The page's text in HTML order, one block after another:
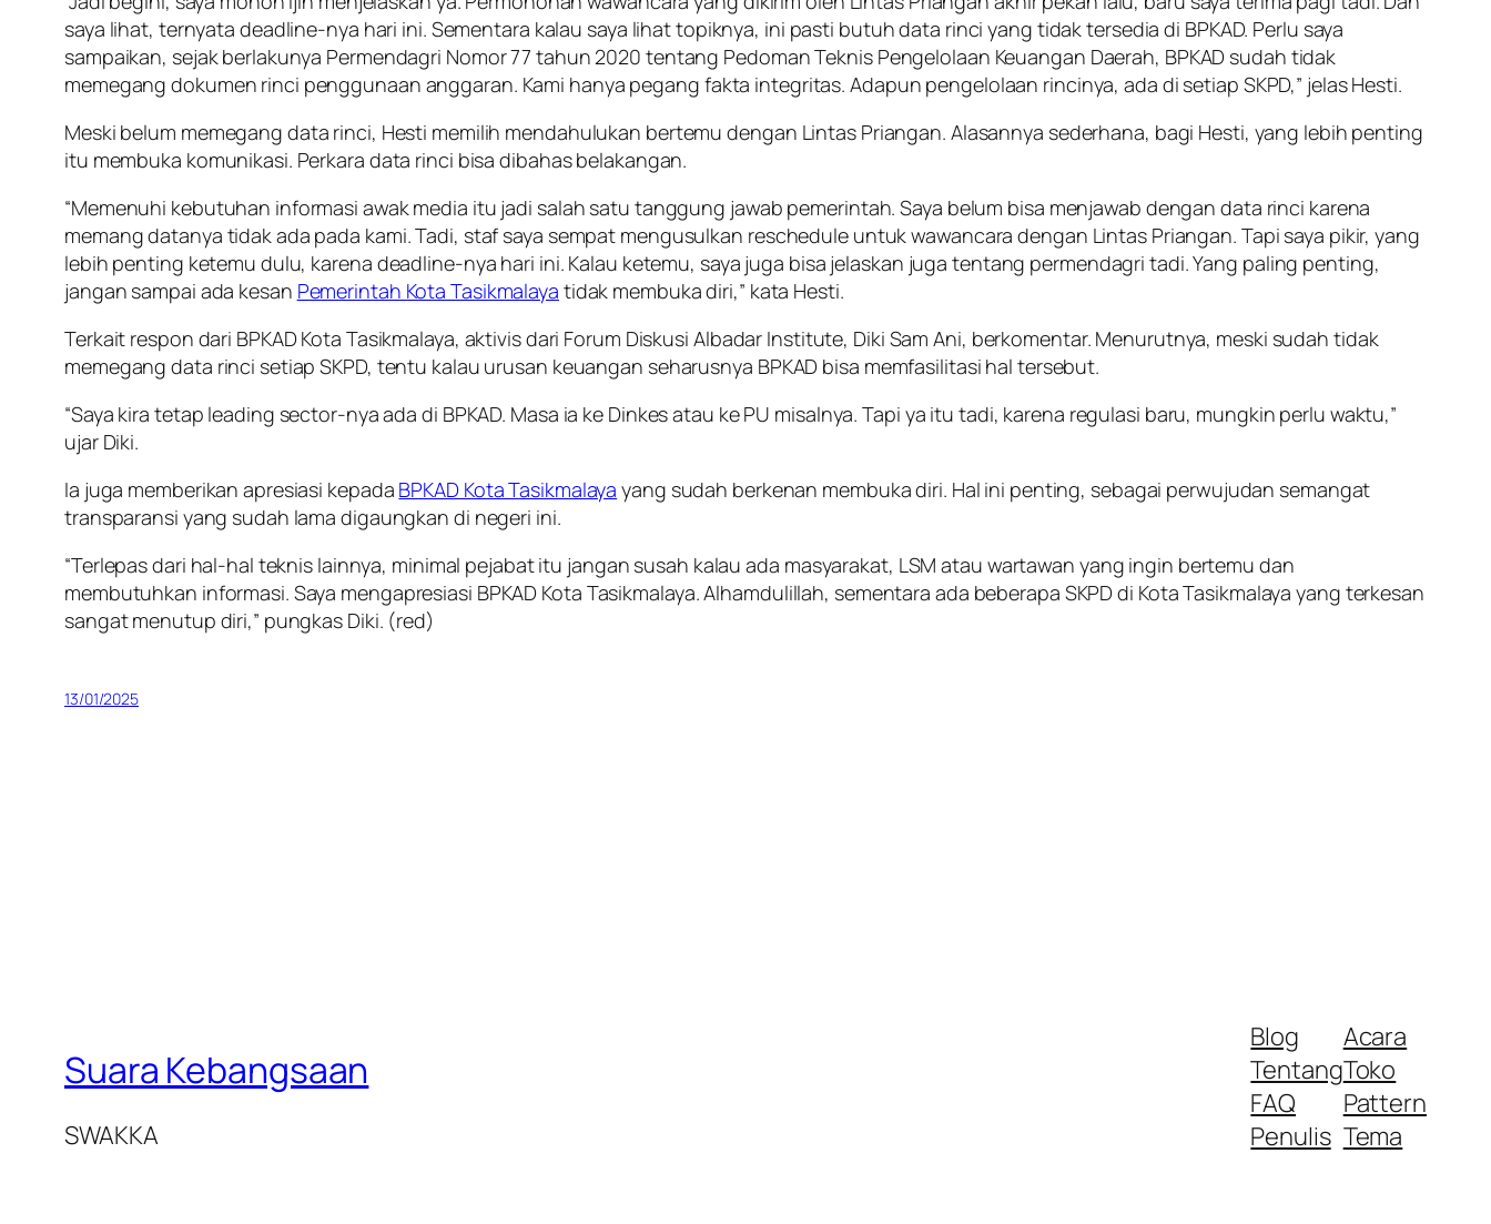
saya lihat, ternyata deadline-nya hari ini. Sementara kalau saya lihat topiknya, ini pasti butuh data rinci yang tidak tersedia di BPKAD. Perlu saya
sampaikan, sejak berlakunya Permendagri Nomor 77 tahun 2020 tentang Pedoman Teknis Pengelolaan Keuangan Daerah, BPKAD sudah tidak
memegang dokumen rinci penggunaan anggaran. Kami hanya pegang fakta integritas. Adapun pengelolaan rincinya, ada di setiap SKPD,” jelas Hesti.
Meski belum memegang data rinci, Hesti memilih mendahulukan bertemu dengan Lintas Priangan. Alasannya sederhana, bagi Hesti, yang lebih penting
itu membuka komunikasi. Perkara data rinci bisa dibahas belakangan.
“Memenuhi kebutuhan informasi awak media itu jadi salah satu tanggung jawab pemerintah. Saya belum bisa menjawab dengan data rinci karena
memang datanya tidak ada pada kami. Tadi, staf saya sempat mengusulkan rescheduleuntuk wawancara dengan Lintas Priangan. Tapi saya pikir, yang
lebih penting ketemu dulu, karena deadline-nya hari ini. Kalau ketemu, saya juga bisa jelaskan juga tentang permendagri tadi. Yang paling penting,
jangan sampai ada kesan Pemerintah Kota Tasikmalaya tidak membuka diri,” kata Hesti.
Terkait respon dari BPKAD Kota Tasikmalaya, aktivis dari Forum Diskusi Albadar Institute, Diki Sam Ani, berkomentar. Menurutnya, meski sudah tidak
memegang data rinci setiap SKPD, tentu kalau urusan keuangan seharusnya BPKAD bisa memfasilitasi hal tersebut.
“Saya kira tetap leading sector-nya ada di BPKAD. Masa ia ke Dinkes atau ke PU misalnya. Tapi ya itu tadi, karena regulasi baru, mungkin perlu waktu,”
ujar Diki.
Ia juga memberikan apresiasi kepada BPKAD Kota Tasikmalaya yang sudah berkenan membuka diri. Hal ini penting, sebagai perwujudan semangat
transparansi yang sudah lama digaungkan di negeri ini.
“Terlepas dari hal-hal teknis lainnya, minimal pejabat itu jangan susah kalau ada masyarakat, LSM atau wartawan yang ingin bertemu dan
membutuhkan informasi. Saya mengapresiasi BPKAD Kota Tasikmalaya. Alhamdulillah, sementara ada beberapa SKPD di Kota Tasikmalaya yang terkesan
sangat menutup diri,” pungkas Diki. (red)
13/01/2025
Suara Kebangsaan
SWAKKA
Blog
Tentang
FAQ
Penulis
Acara
Toko
Pattern
Tema